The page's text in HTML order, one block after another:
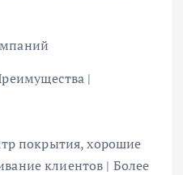
|
покрытия, хорошие
клиентов | Более